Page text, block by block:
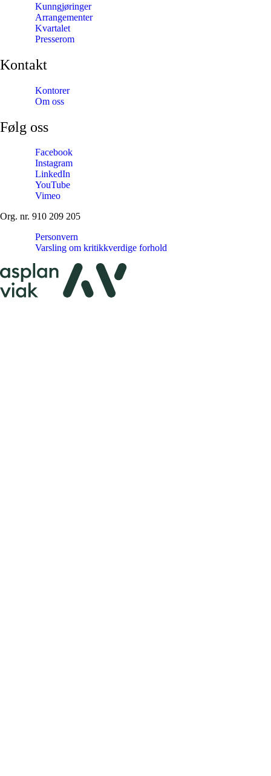
Kunngjøringer
Arrangementer
Kvartalet
Presserom
Kontakt
Kontorer
Om oss
Følg oss
Facebook
Instagram
LinkedIn
YouTube
Vimeo
Org. nr. 910 209 205
Personvern
Varsling om kritikkverdige forhold